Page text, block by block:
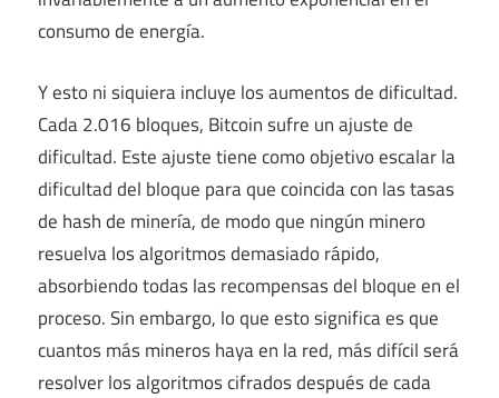
consumo de energía.
Y esto ni siquiera incluye los aumentos de dificultad.
Cada 2.016 bloques, Bitcoin sufre un ajuste de
dificultad. Este ajuste tiene como objetivo escalar la
dificultad del bloque para que coincida con las tasas
de hash de minería, de modo que ningún minero
resuelva los algoritmos demasiado rápido,
absorbiendo todas las recompensas del bloque en el
proceso. Sin embargo, lo que esto significa es que
cuantos más mineros haya en la red, más difícil será
resolver los algoritmos cifrados después de cada